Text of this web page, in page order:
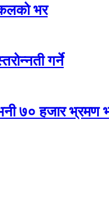
भर
गर्ने
७० हजार भ्रमण